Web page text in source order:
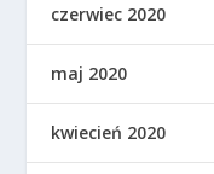
czerwiec 2020
maj 2020
kwiecień 2020